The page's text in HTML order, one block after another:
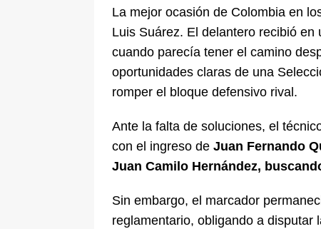
La mejor ocasión de Colombia en
Luis Suárez. El delantero recibió
cuando parecía tener el camino
oportunidades claras de una
romper el bloque defensivo rival.
Ante la falta de soluciones, el
con el ingreso de Juan Fernando
Juan Camilo Hernández,
Sin embargo, el marcador
reglamentario, obligando a disputar